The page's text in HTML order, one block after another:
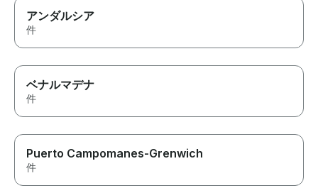
アンダルシア
件
ベナルマデナ
件
Puerto Campomanes-Grenwich
件